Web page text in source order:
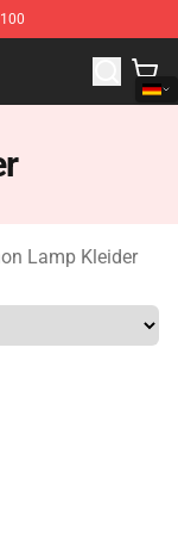
of Pokemon
Lamp Kleider